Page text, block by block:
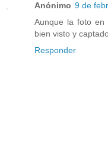
Anónimo 9 de
Aunque la foto en
bien visto y
Responder